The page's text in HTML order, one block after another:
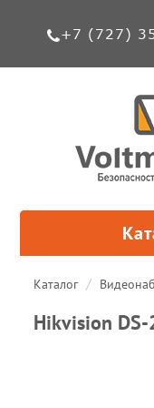
+7 (727)
Каталог
Hikvision